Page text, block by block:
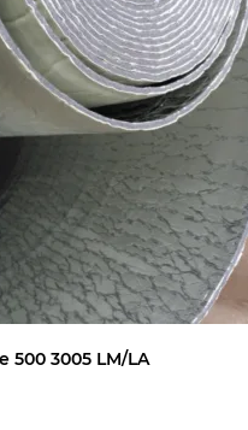
500 3005 LM/LA